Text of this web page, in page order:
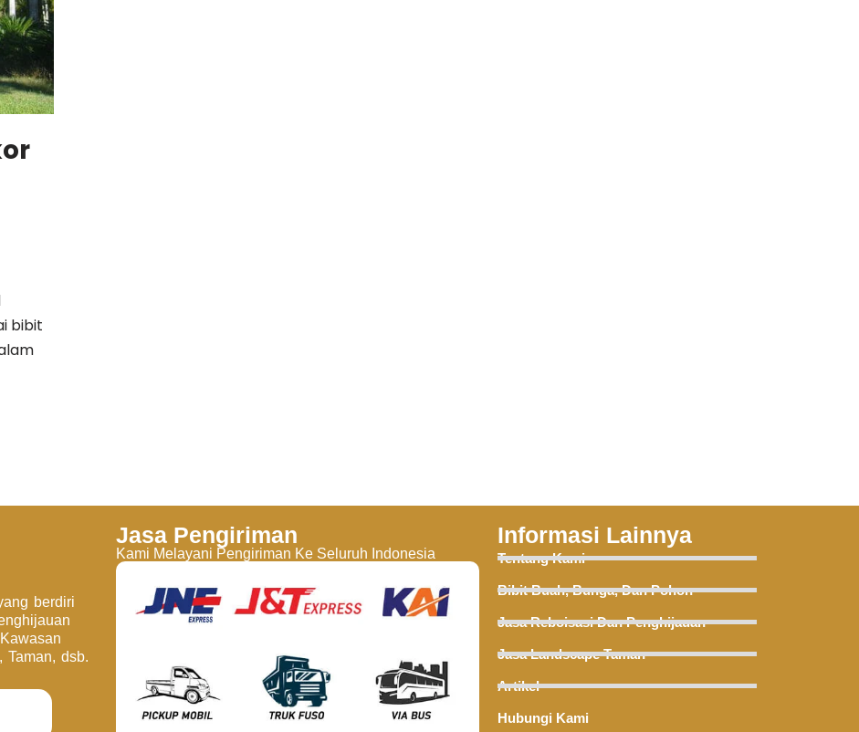
bibit
berdiri
Taman, dsb.
Jasa Pengiriman
Kami Melayani Pengiriman Ke Seluruh Indonesia
Informasi Lainnya
Tentang Kami
Bibit Buah, Bunga, Dan Pohon
Jasa Reboisasi Dan Penghijauan
Jasa Landscape Taman
Artikel
Hubungi Kami